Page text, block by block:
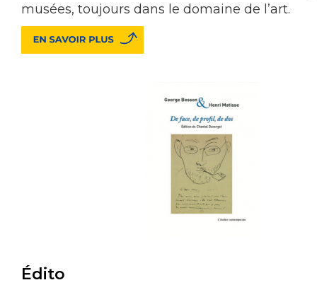
musées, toujours dans le domaine de l’art.
Édito